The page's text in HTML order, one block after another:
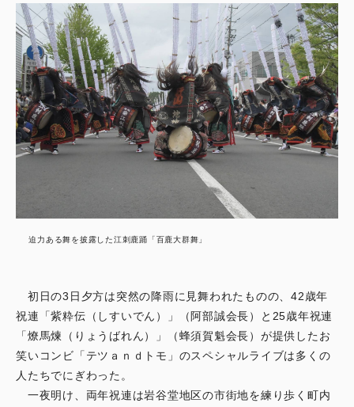
迫力ある舞を披露した江刺鹿踊「百鹿大群舞」
初日の3日夕方は突然の降雨に見舞われたものの、42歳年
祝連「紫粋伝（しすいでん）」（阿部誠会長）と25歳年祝連
「燎馬煉（りょうばれん）」（蜂須賀魁会長）が提供したお
笑いコンビ「テツａｎｄトモ」のスペシャルライブは多くの
人たちでにぎわった。
一夜明け、両年祝連は岩谷堂地区の市街地を練り歩く町内